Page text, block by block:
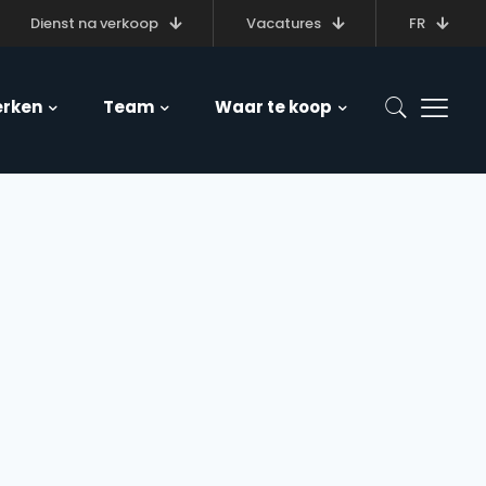
Dienst na verkoop Vacatures FR
Team Waar te koop